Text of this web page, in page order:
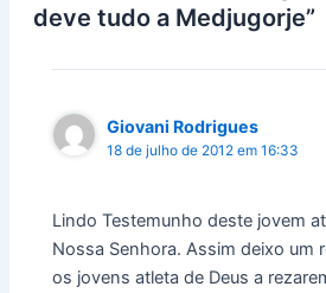
deve tudo a Medjugorje”
Giovani Rodrigues
18 de julho de 2012 em 16:33
Lindo Testemunho deste jovem
Nossa Senhora. Assim deixo um
os jovens atleta de Deus a